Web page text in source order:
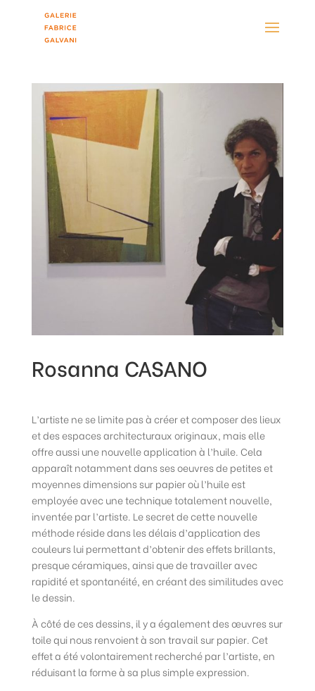
Rosanna CASANO
L’artiste ne se limite pas à créer et composer des lieux
et des espaces architecturaux originaux, mais elle
offre aussi une nouvelle application à l’huile. Cela
apparaît notamment dans ses oeuvres de petites et
moyennes dimensions sur papier où l’huile est
employée avec une technique totalement nouvelle,
inventée par l’artiste. Le secret de cette nouvelle
méthode réside dans les délais d’application des
couleurs lui permettant d’obtenir des effets brillants,
presque céramiques, ainsi que de travailler avec
rapidité et spontanéité, en créant des similitudes avec
le dessin.
À côté de ces dessins, il y a également des œuvres sur
toile qui nous renvoient à son travail sur papier. Cet
effet a été volontairement recherché par l’artiste, en
réduisant la forme à sa plus simple expression.